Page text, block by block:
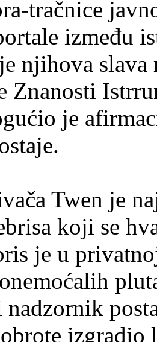
tračnice
između
njihova
Znanosti
je
Twen je
koji se
je u
izgradio